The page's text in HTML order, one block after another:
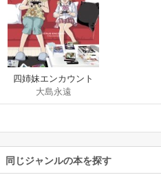
四姉妹エンカウント
大島永遠
同じジャンルの本を探す